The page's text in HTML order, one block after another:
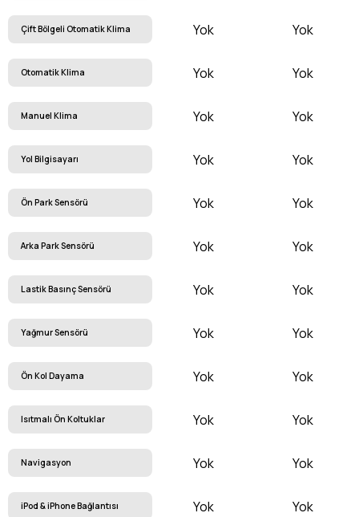
Çift Bölgeli Otomatik Klima Yok Yok
Otomatik Klima Yok Yok
Manuel Klima Yok Yok
Yol Bilgisayarı Yok Yok
Ön Park Sensörü Yok Yok
Arka Park Sensörü Yok Yok
Lastik Basınç Sensörü Yok Yok
Yağmur Sensörü Yok Yok
Ön Kol Dayama Yok Yok
Isıtmalı Ön Koltuklar Yok Yok
Navigasyon Yok Yok
iPod & iPhone Bağlantısı Yok Yok